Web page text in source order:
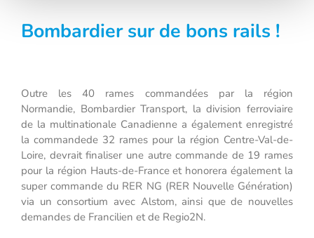
Bombardier sur de bons rails !
Outre les 40 rames commandées par la région
Normandie, Bombardier Transport, la division ferroviaire
de la multinationale Canadienne a également enregistré
la commandede 32 rames pour la région Centre-Val-de-
Loire, devrait finaliser une autre commande de 19 rames
pour la région Hauts-de-France et honorera également la
super commande du RER NG (RER Nouvelle Génération)
via un consortium avec Alstom, ainsi que de nouvelles
demandes de Francilien et de Regio2N.